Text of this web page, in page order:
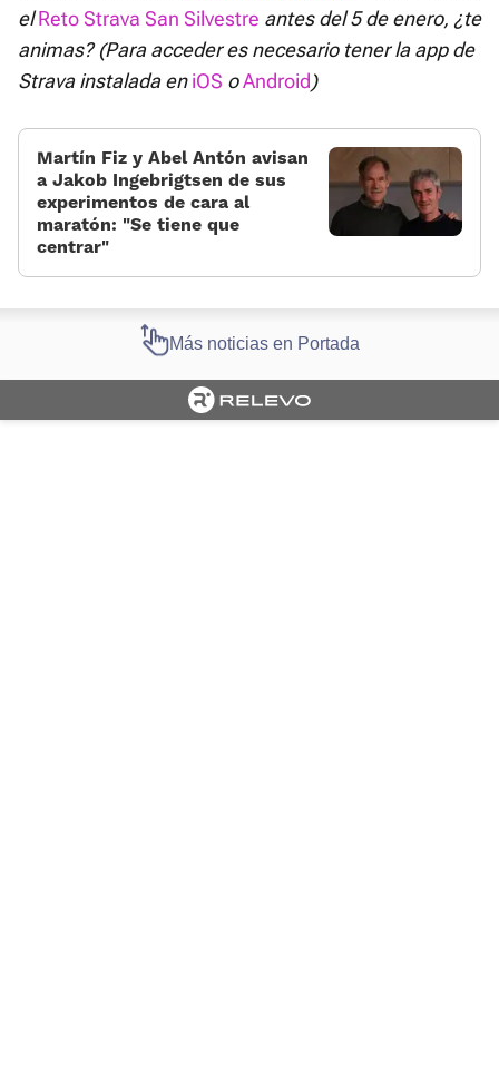
elReto Strava San Silvestre antes del 5 de enero, ¿te
animas? (Para acceder es necesario tener la app de
Strava instalada eniOS oAndroid)
Martín Fiz y Abel Antón avisan
a Jakob Ingebrigtsen de sus
experimentos de cara al
maratón: «Se tiene que
centrar»
Más noticias en Portada